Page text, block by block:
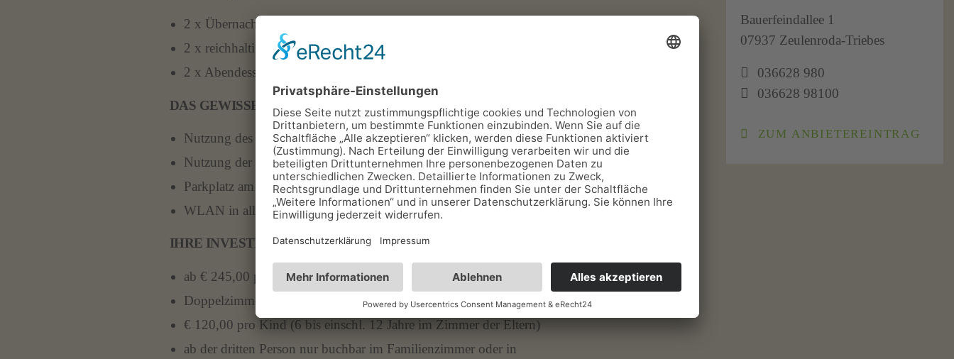
2 x Übernachtung im Wohlfühlambiente
2 x reichhaltiges Bio-Frühstücksbuffet mit Sekt
2 x Abendessen als Dinnerbuffet
DAS GEWISSE EXTRA INKLUSIVE:
Nutzung des Panorama Spa
Nutzung der Sports Base
Parkplatz am Haus
WLAN in allen öffentlichen Bereichen
IHRE INVESTITION:
ab € 245,00 pro Erw. im Doppelzimmer Landseite
Doppelzimmer zur Einzelnutzung auf Anfrage
€ 120,00 pro Kind (6 bis einschl. 12 Jahre im Zimmer der Eltern)
ab der dritten Person nur buchbar im Familienzimmer oder in
Bauerfeindallee 1
07937 Zeulenroda-Triebes
036628 980
036628 98100
ZUM ANBIETEREINTRAG